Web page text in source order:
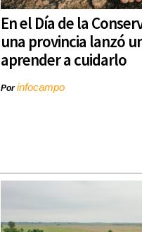
En el Día de la
una provincia lanzó
aprender a cuidarlo
Porinfocampo